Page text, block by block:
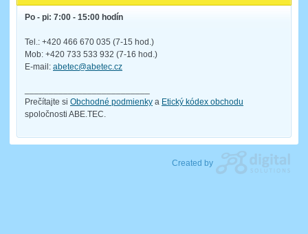
Po - pi: 7:00 - 15:00 hodín
Tel.: +420 466 670 035 (7-15 hod.)
Mob: +420 733 533 932 (7-16 hod.)
E-mail: abetec@abetec.cz
Prečítajte si Obchodné podmienky a Etický kódex obchodu
spoločnosti ABE.TEC.
Created by